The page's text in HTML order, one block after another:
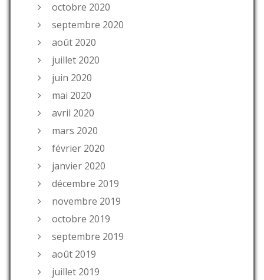
octobre 2020
septembre 2020
août 2020
juillet 2020
juin 2020
mai 2020
avril 2020
mars 2020
février 2020
janvier 2020
décembre 2019
novembre 2019
octobre 2019
septembre 2019
août 2019
juillet 2019